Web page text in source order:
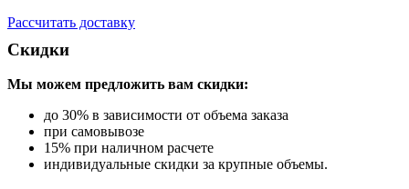
Рассчитать доставку
Скидки
Мы можем предложить вам скидки:
до 30% в зависимости от объема заказа
при самовывозе
15% при наличном расчете
индивидуальные скидки за крупные объемы.